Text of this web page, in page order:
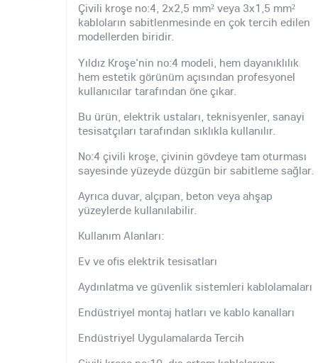
Çivili kroşe no:4, 2x2,5 mm² veya 3x1,5 mm²
kabloların sabitlenmesinde en çok tercih edilen
modellerden biridir.
Yıldız Kroşe'nin no:4 modeli, hem dayanıklılık
hem estetik görünüm açısından profesyonel
kullanıcılar tarafından öne çıkar.
Bu ürün, elektrik ustaları, teknisyenler, sanayi
tesisatçıları tarafından sıklıkla kullanılır.
No:4 çivili kroşe, çivinin gövdeye tam oturması
sayesinde yüzeyde düzgün bir sabitleme sağlar.
Ayrıca duvar, alçıpan, beton veya ahşap
yüzeylerde kullanılabilir.
Kullanım Alanları:
Ev ve ofis elektrik tesisatları
Aydınlatma ve güvenlik sistemleri kablolamaları
Endüstriyel montaj hatları ve kablo kanalları
Endüstriyel Uygulamalarda Tercih